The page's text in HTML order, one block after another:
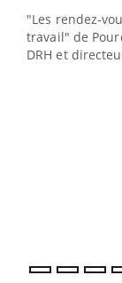
"Les rendez-
travail" de
DRH et